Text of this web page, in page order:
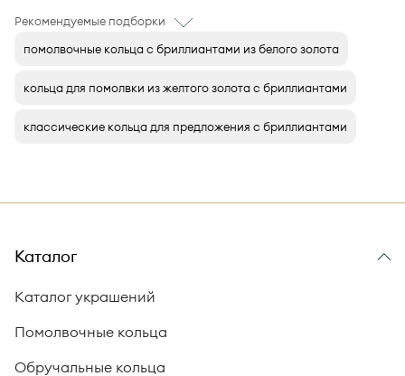
Рекомендуемые подборки
помолвочные кольца с бриллиантами из белого золота
кольца для помолвки из желтого золота с бриллиантами
классические кольца для предложения с бриллиантами
Каталог
Каталог украшений
Помолвочные кольца
Обручальные кольца